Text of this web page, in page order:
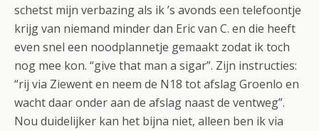
schetst mijn verbazing als ik ’s avonds een telefoontje
krijg van niemand minder dan Eric van C. en die heeft
even snel een noodplannetje gemaakt zodat ik toch
nog mee kon. “give that man a sigar”. Zijn instructies:
“rij via Ziewent en neem de N18 tot afslag Groenlo en
wacht daar onder aan de afslag naast de ventweg”.
Nou duidelijker kan het bijna niet, alleen ben ik via